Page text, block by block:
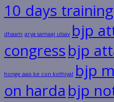
10 days
dhaam arya samaaj utsav bjp
congressbjp
honge aap ke con kothiyal bjp
on harda bjp